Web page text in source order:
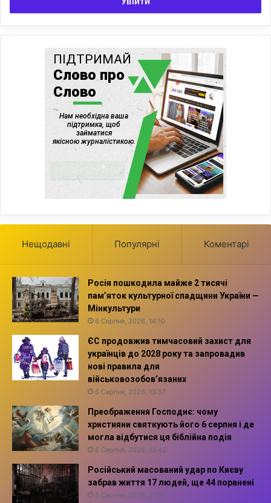
Нещодавні Популярні Коментарі
Росія пошкодила майже 2 тисячі
пам’яток культурної спадщини України —
Мінкультури
6 Серпня, 2026, 14:10
ЄС продовжив тимчасовий захист для
українців до 2028 року та запровадив
нові правила для
військовозобов’язаних
6 Серпня, 2026, 13:57
Преображення Господнє: чому
християни святкують його 6 серпня і де
могла відбутися ця біблійна подія
6 Серпня, 2026, 13:42
Російський масований удар по Києву
забрав життя 17 людей, ще 44 поранені
5 Серпня, 2026, 11:16